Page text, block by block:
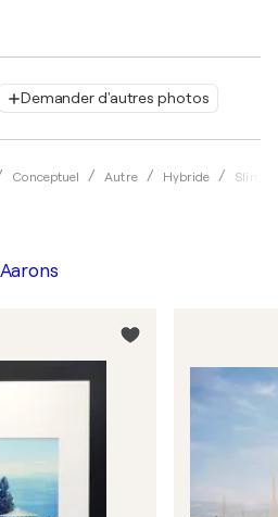
Demander d'autres photos
Conceptuel Autre Hybride Slim